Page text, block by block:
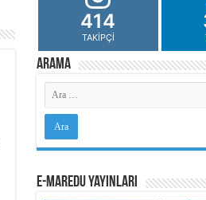
414
TAKIPÇI
Arama
e-MarEdu Yayınları